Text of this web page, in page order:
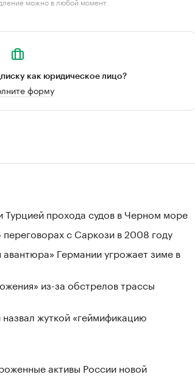
как юридическое лицо?
форму
Турцией прохода судов в Черном море
с Саркози в 2008 году
Германии угрожает зиме в
из-за обстрелов трассы
жуткой «геймификацию
активы России новой